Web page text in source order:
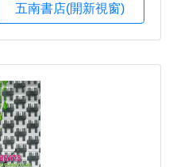
五南書店(開新視窗)